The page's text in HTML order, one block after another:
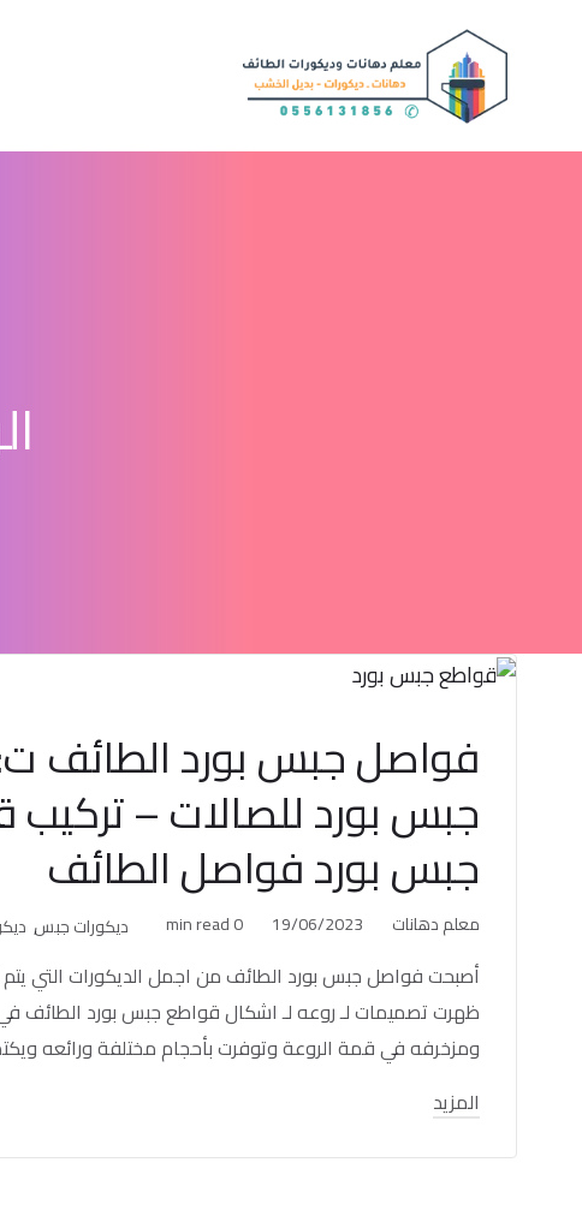
جبس بورد للصالات –
جبس بورد فواصل الطائف
معلم دهانات 19/06/2023
0 min read ديكورات جبس
أصبحت فواصل جبس بورد الطائف من اجمل الديكورات التي
ظهرت تصميمات لـ روعه لـ اشكال قواطع جبس بورد الطائف
ومزخرفه في قمة الروعة وتوفرت بأحجام مختلفة ورائعه
المزيد